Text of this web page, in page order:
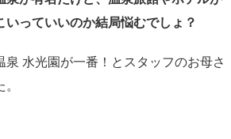
いっていいのか結局悩むでしょ？
泉 水光園が一番！とスタッフのお母さ